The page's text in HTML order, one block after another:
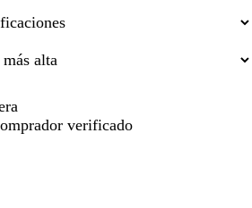
verificado